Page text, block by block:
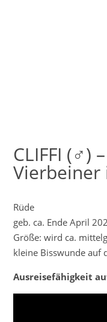
CLIFFI (♂)
Vierbeiner
Rüde
geb. ca. Ende April
Größe: wird ca.
kleine Bisswunde auf
Ausreisefähigkeit